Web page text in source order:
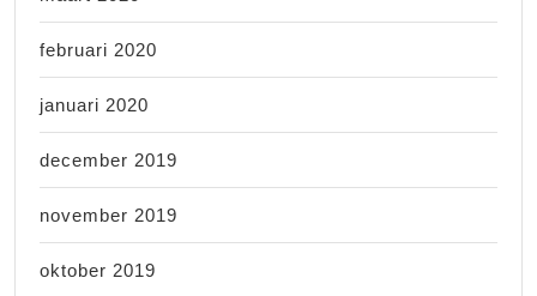
februari 2020
januari 2020
december 2019
november 2019
oktober 2019